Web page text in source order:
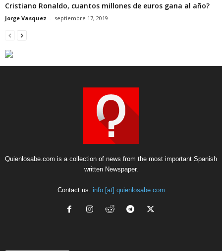
Cristiano Ronaldo, cuantos millones de euros gana al año?
Jorge Vasquez - septiembre 17, 2019
Quienlosabe.com is a collection of news from the most important Spanish
written Newspaper.
Contact us: info [at] quienlosabe.com